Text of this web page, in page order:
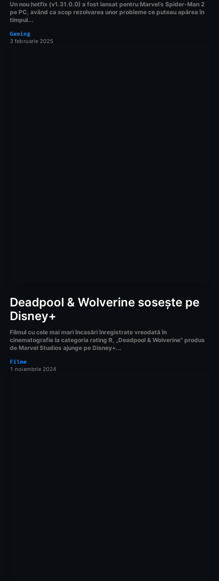
Un nou hotfix (v1.31.0.0) a fost lansat pentru Marvel’s Spider-Man 2
pe PC, având ca scop rezolvarea unor probleme ce puteau apărea în
timpul...
Gaming
3 februarie 2025
Deadpool & Wolverine sosește pe
Disney+
Filmul cu cele mai mari încasări înregistrate vreodată în
cinematografie la categoria rating R, „Deadpool & Wolverine" produs
de Marvel Studios ajunge pe Disney+...
Filme
1 noiembrie 2024